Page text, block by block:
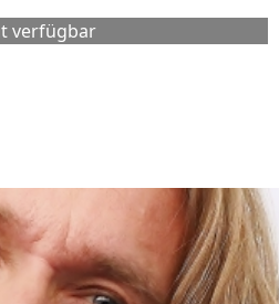
verfügbar